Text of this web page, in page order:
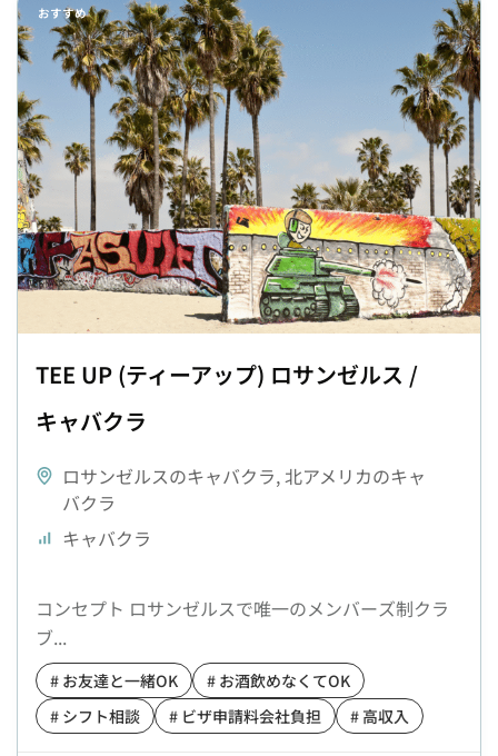
おすすめ
TEE UP (ティーアップ) ロサンゼルス /
キャバクラ
ロサンゼルスのキャバクラ,北アメリカのキャ
バクラ
キャバクラ
コンセプト ロサンゼルスで唯一のメンバーズ制クラ
ブ...
# お友達と一緒OK
# お酒飲めなくてOK
# シフト相談
# ビザ申請料会社負担 # 高収入